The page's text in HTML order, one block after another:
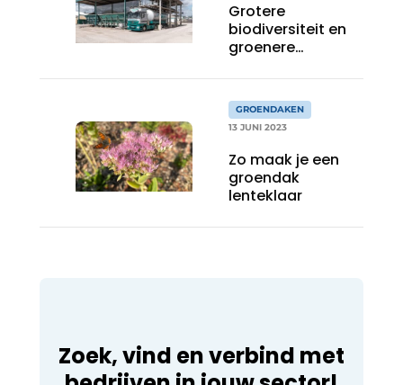
Grotere
biodiversiteit en
groenere
omgeving
GROENDAKEN
13 JUNI 2023
Zo maak je een
groendak
lenteklaar
Zoek, vind en verbind met